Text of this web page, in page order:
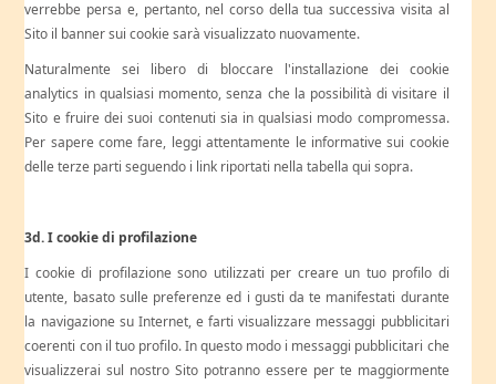
verrebbe persa e, pertanto, nel corso della tua successiva visita al
Sito il banner sui cookie sarà visualizzato nuovamente.
Naturalmente sei libero di bloccare l'installazione dei cookie
analytics in qualsiasi momento, senza che la possibilità di visitare il
Sito e fruire dei suoi contenuti sia in qualsiasi modo compromessa.
Per sapere come fare, leggi attentamente le informative sui cookie
delle terze parti seguendo i link riportati nella tabella qui sopra.
3d. I cookie di profilazione
I cookie di profilazione sono utilizzati per creare un tuo profilo di
utente, basato sulle preferenze ed i gusti da te manifestati durante
la navigazione su Internet, e farti visualizzare messaggi pubblicitari
coerenti con il tuo profilo. In questo modo i messaggi pubblicitari che
visualizzerai sul nostro Sito potranno essere per te maggiormente